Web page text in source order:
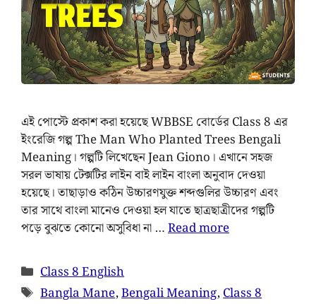
এই পোস্টে প্রকাশ করা হয়েছে WBBSE বোর্ডের Class 8 এর
ইংরেজি গল্প The Man Who Planted Trees Bengali
Meaning। গল্পটি লিখেছেন Jean Giono। এখানে সহজ
সরল ভাষায় টেক্সটির লাইন বাই লাইন বাংলা অনুবাদ দেওয়া
হয়েছে। তাছাড়াও কঠিন উচ্চারণযুক্ত শব্দগুলির উচ্চারণ এবং
তার সাথে বাংলা মানেও দেওয়া হল যাতে ছাত্রছাত্রীদের গল্পটি
পড়ে বুঝতে কোনো অসুবিধা না …Read more
Class 8 English
Bangla Mane,Bengali Meaning,Class 8